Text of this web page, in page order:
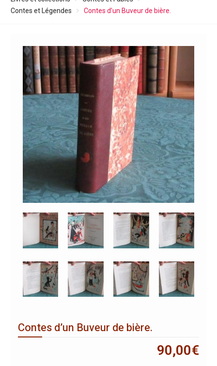
Contes et Légendes
Contes d’un Buveur de bière.
Contes d’un Buveur de bière.
90,00€